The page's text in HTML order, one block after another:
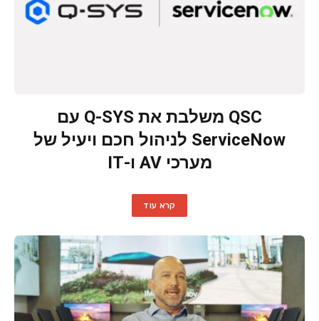
QSC משלבת את Q-SYS עם
ServiceNow לניהול חכם ויעיל של
מערכי AV ו-IT
קרא עוד